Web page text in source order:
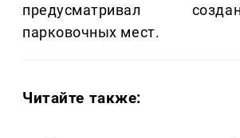
предусматривал
парковочных мест.
Читайте также: